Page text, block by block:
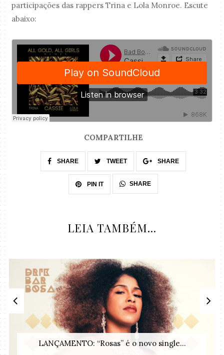
participações das rappers Trina e Lola Monroe. Escute
abaixo:
COMPARTILHE
SHARE TWEET SHARE
PIN IT SHARE
LEIA TAMBÉM...
LANÇAMENTO: “Rosas” é o novo single...